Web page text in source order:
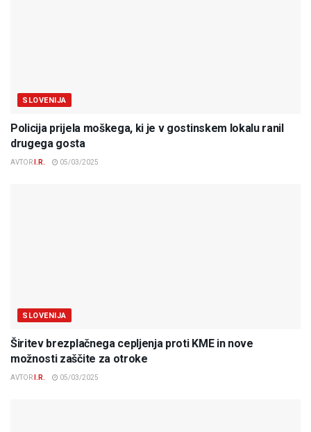
SLOVENIJA
Policija prijela moškega, ki je v gostinskem lokalu ranil
drugega gosta
AVTOR I.R. 05/03/2025
SLOVENIJA
Širitev brezplačnega cepljenja proti KME in nove
možnosti zaščite za otroke
AVTOR I.R. 05/03/2025